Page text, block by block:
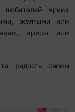
ярких
желтыми или
ирисы или
радость своим